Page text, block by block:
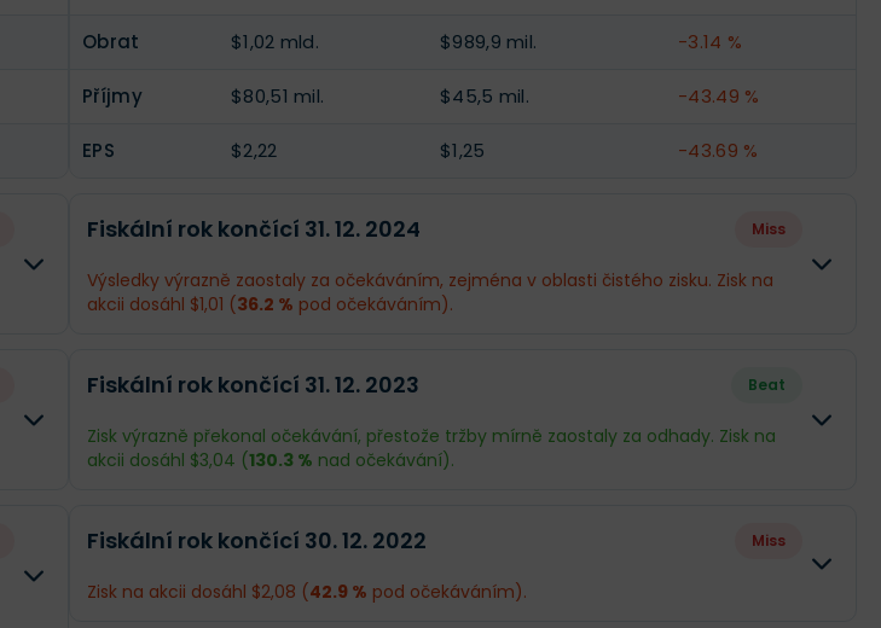
Obrat $1,02 mld. $989,9 mil. -3.14 %
Příjmy $80,51 mil. $45,5 mil. -43.49 %
EPS $2,22 $1,25 -43.69 %
Fiskální rok končící 31. 12. 2024 Miss
Výsledky výrazně zaostaly za očekáváním, zejména v oblasti čistého zisku. Zisk na
akcii dosáhl $1,01 (36.2 % pod očekáváním).
Příjmy $57,38 mil. $35,93 mil.
Fiskální rok končící 31. 12. 2023 Beat
Zisk výrazně překonal očekávání, přestože tržby mírně zaostaly za odhady. Zisk na
akcii dosáhl $3,04 (130.3 % nad očekávání).
Fiskální rok končící 30. 12. 2022 Miss
Zisk na akcii dosáhl $2,08 (42.9 % pod očekáváním).